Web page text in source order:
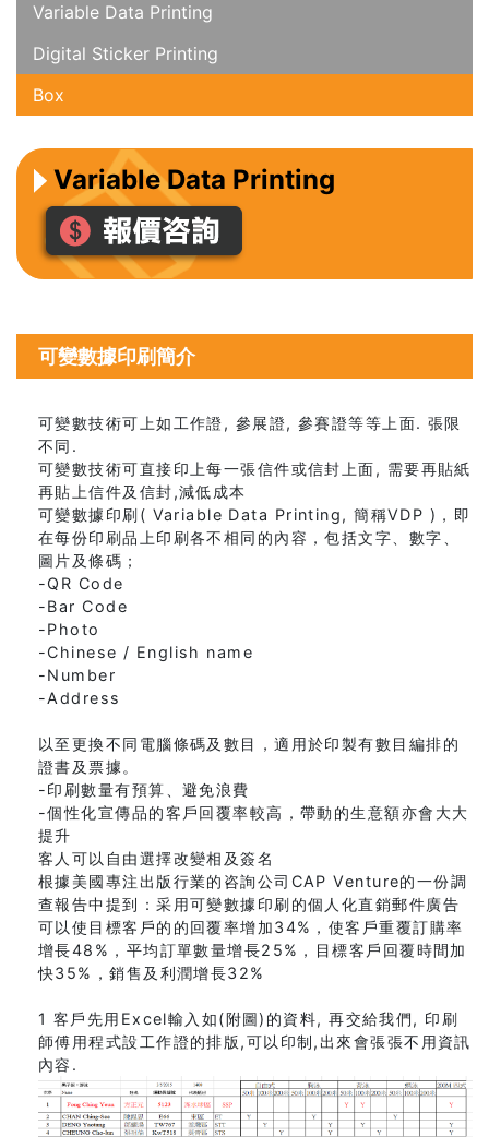
Variable Data Printing
Digital Sticker Printing
Box
Variable Data Printing
可變數據印刷簡介
可變數技術可上如工作證, 參展證, 參賽證等等上面. 張限
不同.
可變數技術可直接印上每一張信件或信封上面, 需要再貼紙
再貼上信件及信封,減低成本
可變數據印刷( Variable Data Printing, 簡稱VDP )，即
在每份印刷品上印刷各不相同的內容，包括文字、數字、
圖片及條碼；
-QR Code
-Bar Code
-Photo
-Chinese / English name
-Number
-Address
以至更換不同電腦條碼及數目，適用於印製有數目編排的
證書及票據。
-印刷數量有預算、避免浪費
-個性化宣傳品的客戶回覆率較高，帶動的生意額亦會大大
提升
客人可以自由選擇改變相及簽名
根據美國專注出版行業的咨詢公司CAP Venture的一份調
查報告中提到：采用可變數據印刷的個人化直銷郵件廣告
可以使目標客戶的的回覆率增加34%，使客戶重覆訂購率
增長48%，平均訂單數量增長25%，目標客戶回覆時間加
快35%，銷售及利潤增長32%
1 客戶先用Excel輸入如(附圖)的資料, 再交給我們, 印刷
師傅用程式設工作證的排版,可以印制,出來會張張不用資訊
內容.